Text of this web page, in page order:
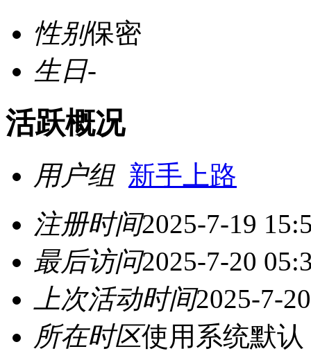
性别保密
生日-
活跃概况
用户组 新手上路
注册时间2025-7-19
最后访问2025-7-20
上次活动时间2025-7-
所在时区使用系统默认